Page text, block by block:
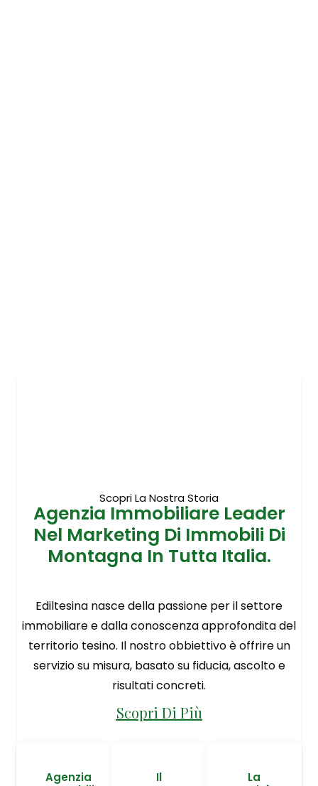
Scopri La Nostra Storia
Agenzia Immobiliare Leader
Nel Marketing Di Immobili Di
Montagna In Tutta Italia.
Ediltesina nasce della passione per il settore
immobiliare e dalla conoscenza approfondita del
territorio tesino. Il nostro obbiettivo è offrire un
servizio su misura, basato su fiducia, ascolto e
risultati concreti.
Scopri Di Più
Agenzia
Il
La